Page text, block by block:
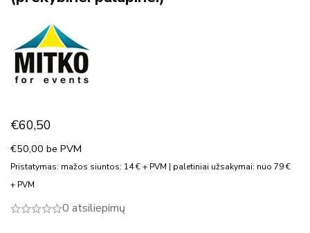
€60,50
€50,00 be PVM
Pristatymas: mažos siuntos: 14 € + PVM | paletiniai užsakymai: nuo 79 €
+ PVM
0 atsiliepimų